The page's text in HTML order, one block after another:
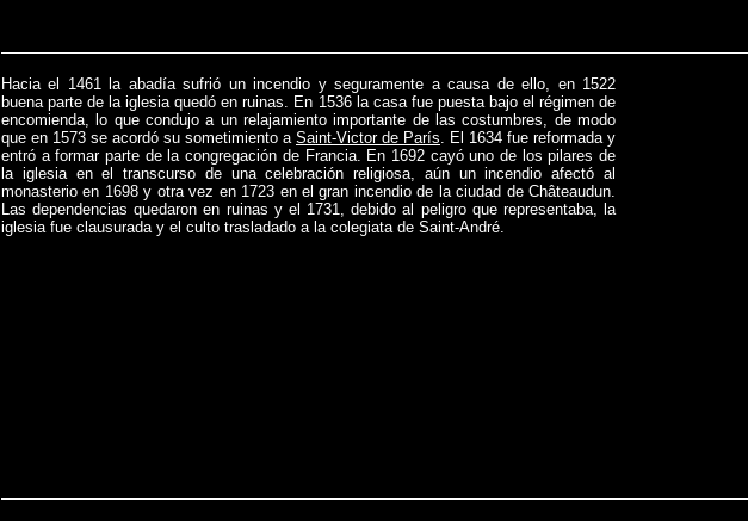
Hacia el 1461 la abadía sufrió un incendio y seguramente a causa de ello, en 1522
buena parte de la iglesia quedó en ruinas. En 1536 la casa fue puesta bajo el régimen de
encomienda, lo que condujo a un relajamiento importante de las costumbres, de modo
que en 1573 se acordó su sometimiento a Saint-Victor de París. El 1634 fue reformada y
entró a formar parte de la congregación de Francia. En 1692 cayó uno de los pilares de
la iglesia en el transcurso de una celebración religiosa, aún un incendio afectó al
monasterio en 1698 y otra vez en 1723 en el gran incendio de la ciudad de Châteaudun.
Las dependencias quedaron en ruinas y el 1731, debido al peligro que representaba, la
iglesia fue clausurada y el culto trasladado a la colegiata de Saint-André.